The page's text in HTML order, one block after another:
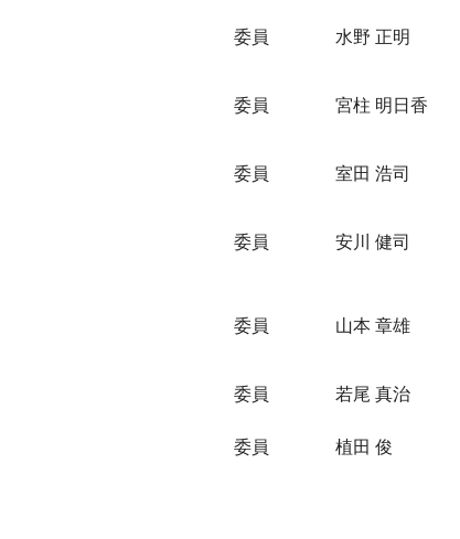
委員 水野 正明
委員 宮柱 明日香
委員 室田 浩司
委員 安川 健司
委員 山本 章雄
委員 若尾 真治
委員 植田 俊